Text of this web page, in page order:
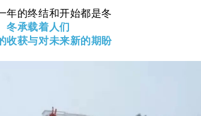
年的终结和开始都是冬
冬承载着人们
收获与对未来新的期盼